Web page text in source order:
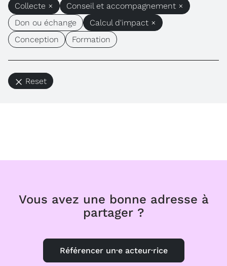
Collecte ×
Conseil et accompagnement ×
Don ou échange
Calcul d'impact ×
Conception
Formation
Reset
Vous avez une bonne adresse à
partager ?
Référencer un·e acteur·rice